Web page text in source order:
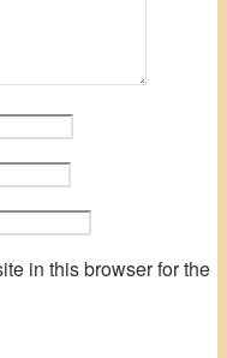
in this browser for the